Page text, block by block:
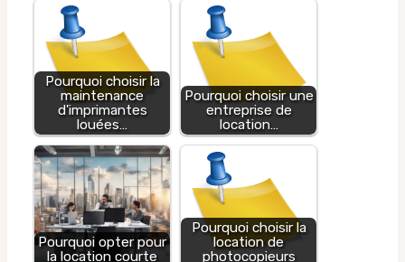
Pourquoi choisir la
maintenance
d'imprimantes
louées…
Pourquoi choisir une
entreprise de
location…
Pourquoi opter pour
la location courte
Pourquoi choisir la
location de
photocopieurs